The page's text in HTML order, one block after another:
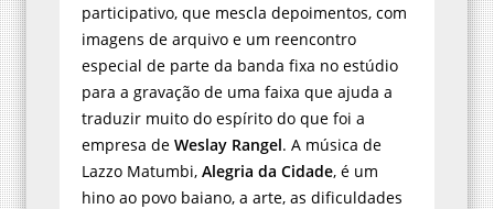
participativo, que mescla depoimentos, com
imagens de arquivo e um reencontro
especial de parte da banda fixa no estúdio
para a gravação de uma faixa que ajuda a
traduzir muito do espírito do que foi a
empresa de Weslay Rangel. A música de
Lazzo Matumbi, Alegria da Cidade, é um
hino ao povo baiano, a arte, as dificuldades